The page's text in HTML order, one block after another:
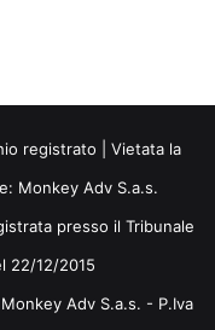
registrato | Vietata la
Monkey Adv S.a.s.
presso il Tribunale
22/12/2015
Adv S.a.s. - P.Iva